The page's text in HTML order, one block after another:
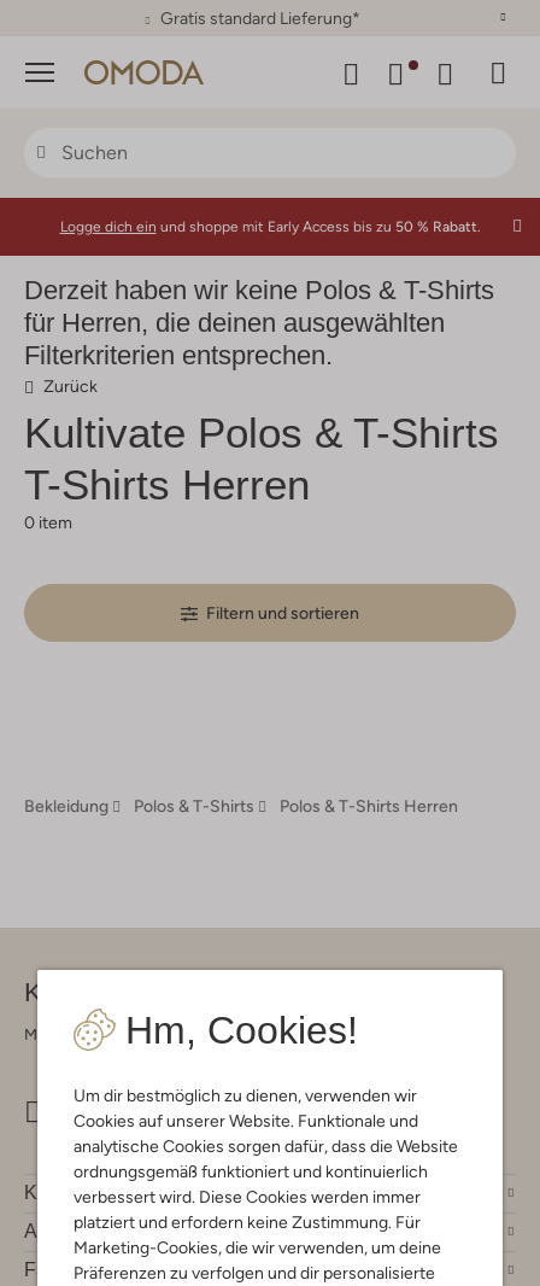
30 Tage Rückgaberecht
Menü
Hm, Cookies!
Um dir bestmöglich zu dienen, verwenden wir
Cookies auf unserer Website. Funktionale und
analytische Cookies sorgen dafür, dass die Website
ordnungsgemäß funktioniert und kontinuierlich
verbessert wird. Diese Cookies werden immer
platziert und erfordern keine Zustimmung. Für
Marketing-Cookies, die wir verwenden, um deine
Präferenzen zu verfolgen und dir personalisierte
Logge dich ein und shoppe mit Early Access bis zu 50 % Rabatt.
Derzeit haben wir keine Polos & T-Shirts
für Herren, die deinen ausgewählten
Filterkriterien entsprechen.
Zurück
Kultivate Polos & T-Shirts
T-Shirts Herren
0 item
Filtern und sortieren
Bekleidung Polos & T-Shirts Polos & T-Shirts Herren
Kontakt
Montag - Freitag 09:00 - 17:00 uur
info@omoda.de
Kundenservice
Account
Fashion News